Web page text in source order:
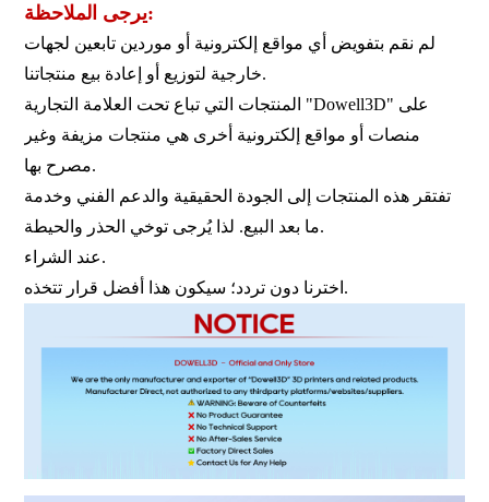
يرجى الملاحظة:
لم نقم بتفويض أي مواقع إلكترونية أو موردين تابعين لجهات
خارجية لتوزيع أو إعادة بيع منتجاتنا.
المنتجات التي تباع تحت العلامة التجارية "Dowell3D" على
منصات أو مواقع إلكترونية أخرى هي منتجات مزيفة وغير
مصرح بها.
تفتقر هذه المنتجات إلى الجودة الحقيقية والدعم الفني وخدمة
ما بعد البيع. لذا يُرجى توخي الحذر والحيطة.
عند الشراء.
اخترنا دون تردد؛ سيكون هذا أفضل قرار تتخذه.